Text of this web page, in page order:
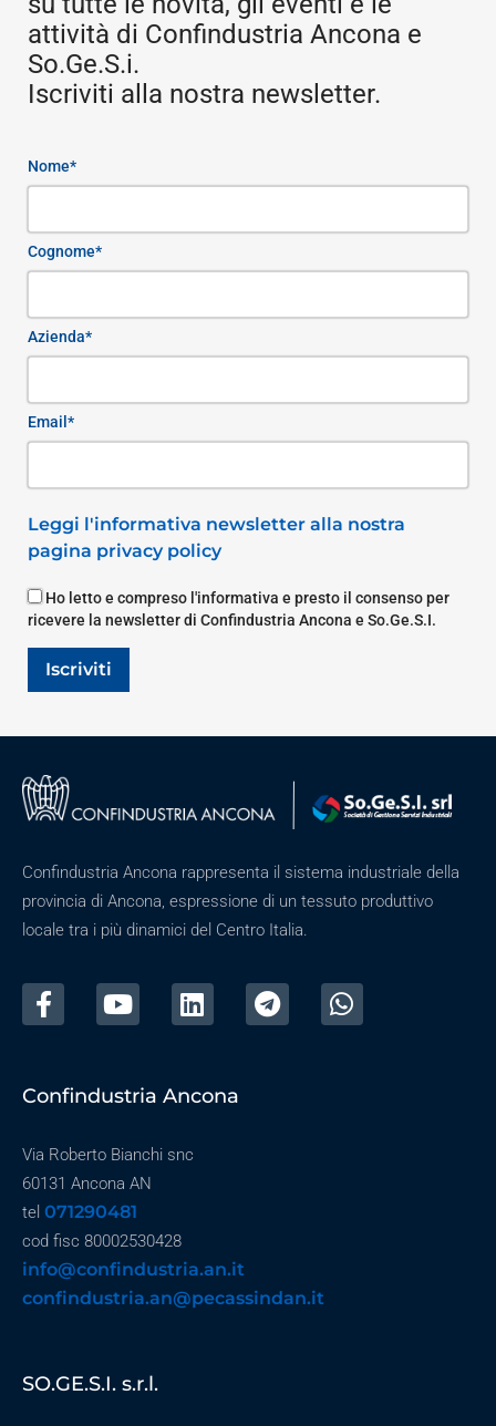
attività di Confindustria Ancona e
So.Ge.S.i.
Iscriviti alla nostra newsletter.
Nome*
Cognome*
Azienda*
Email*
Leggi l'informativa newsletter alla nostra
pagina privacy policy
Ho letto e compreso l'informativa e presto il consenso per
ricevere la newsletter di Confindustria Ancona e So.Ge.S.I.
Iscriviti
Confindustria Ancona rappresenta il sistema industriale della
provincia di Ancona, espressione di un tessuto produttivo
locale tra i più dinamici del Centro Italia.
Confindustria Ancona
Via Roberto Bianchi snc
60131 Ancona AN
tel 071290481
cod fisc 80002530428
info@confindustria.an.it
confindustria.an@pecassindan.it
SO.GE.S.I. s.r.l.